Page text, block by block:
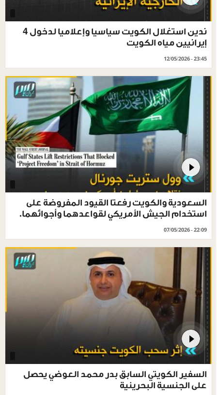
ندين استغلال الكويت سياسيا وإعلاميا لدخول 4
إيرانيين مياه الكويت
12/05/2026 - 23:45
السعودية والكويت رفعتا القيود المفروضة على
استخدام الجيش الأمريكي لقواعدهما وأجوائهما.
07/05/2026 - 22:09
السفير الكويتي السابق بدر محمد العوضي يحصل
على الجنسية البحرينية